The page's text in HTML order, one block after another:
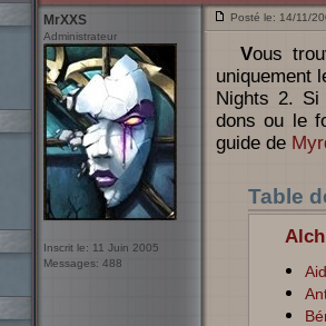
MrXXS
Administrateur
Inscrit le: 11 Juin 2005
Messages: 488
Posté le: 14/11/
Vous trouverez à la suite de ce post toutes les recettes d'artisanat (et
uniquement
Nights 2. Si
dons ou le
guide de
Table